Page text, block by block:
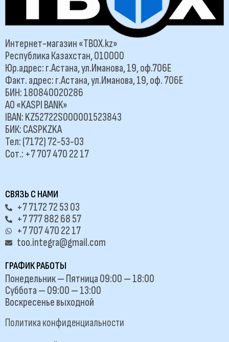
Интернет-магазин «TBOX.kz»
Республика Казахстан, 010000
Юр.адрес: г.Астана, ул.Иманова, 19, оф.706Е
Факт. адрес: г.Астана, ул.Иманова, 19, оф. 706Е
БИН: 180840020286
АО «KASPI BANK»
IBAN: KZ52722S000001523843
БИК: CASPKZKA
Тел: (7172) 72-53-03
Сот.: +7 707 470 22 17
СВЯЗЬ С НАМИ
+7 7172 72 53 03
+7 777 882 68 57
+7 707 470 22 17
too.integra@gmail.com
ГРАФИК РАБОТЫ
Понедельник — Пятница 09:00 — 18:00
Суббота — 09:00 — 13:00
Воскресенье выходной
Политика конфиденциальности